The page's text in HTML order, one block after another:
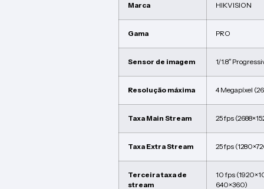
Marca HIKVISION
Gama PRO
Sensor de imagem 1/1.8″
Resolução máxima 4 Megapíxel
Taxa Main Stream 25 fps
Taxa Extra Stream 25 fps
Terceira taxa de
stream
10 fps
640×360)